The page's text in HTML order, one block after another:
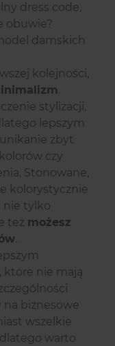
dress code,
obuwie?
damskich
kolejności,
.
stylizacji,
lepszym
zbyt
czy
Stonowane,
kolorystycznie
nie tylko
też możesz
.
które nie mają
na biznesowe
wszelkie
warto